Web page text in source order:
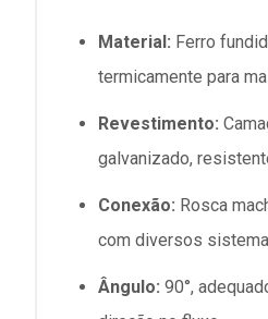
Material: Ferro
termicamente para
Revestimento:
galvanizado,
Conexão: Rosca
com diversos
Ângulo: 90°,